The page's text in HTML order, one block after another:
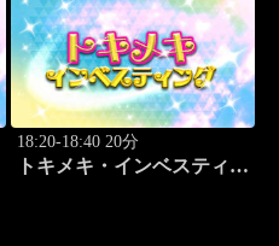
18:20-18:40 20分
トキメキ・インベスティン